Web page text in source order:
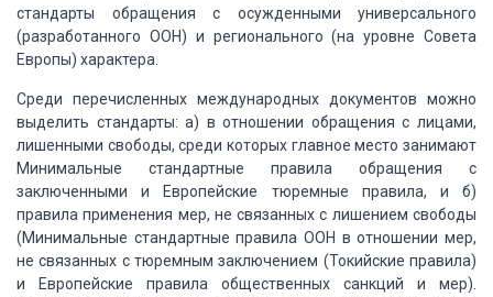
стандарты обращения с осужденными универсального
(разработанного ООН) и регионального (на уровне Совета
Европы) характера.
Среди перечисленных международных документов можно
выделить стандарты: а) в отношении обращения с лицами,
лишенными свободы, среди которых главное место занимают
Минимальные стандартные правила обращения с
заключенными и Европейские тюремные правила, и б)
правила применения мер, не связанных с лишением свободы
(Минимальные стандартные правила ООН в отношении мер,
не связанных с тюремным заключением (Токийские правила)
и Европейские правила общественных санкций и мер).